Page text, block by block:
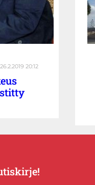
26.2.2019 20:12